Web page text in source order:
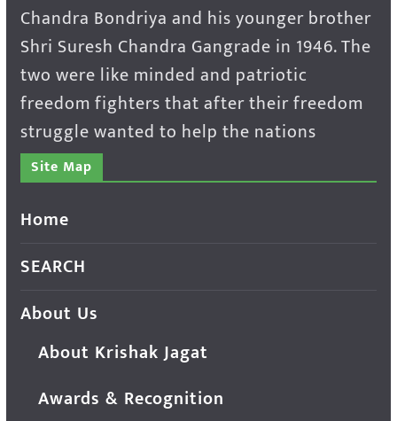
Chandra Bondriya and his younger brother
Shri Suresh Chandra Gangrade in 1946. The
two were like minded and patriotic
freedom fighters that after their freedom
struggle wanted to help the nations
Site Map
Home
SEARCH
About Us
About Krishak Jagat
Awards & Recognition